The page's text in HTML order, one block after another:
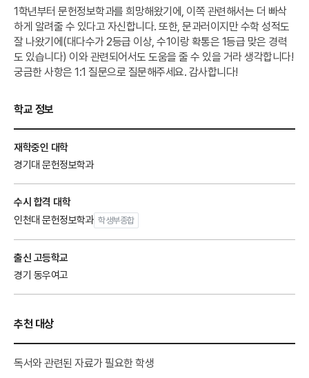
1학년부터 문헌정보학과를 희망해왔기에, 이쪽 관련해서는 더 빠삭
하게 알려줄 수 있다고 자신합니다. 또한, 문과러이지만 수학 성적도
잘 나왔기에(대다수가 2등급 이상, 수1이랑 확통은 1등급 맞은 경력
도 있습니다) 이와 관련되어서도 도움을 줄 수 있을 거라 생각합니다!
궁금한 사항은 1:1 질문으로 질문해주세요. 감사합니다!
학교 정보
재학중인 대학
경기대 문헌정보학과
수시 합격 대학
인천대 문헌정보학과 학생부종합
출신 고등학교
경기 동우여고
추천 대상
독서와 관련된 자료가 필요한 학생